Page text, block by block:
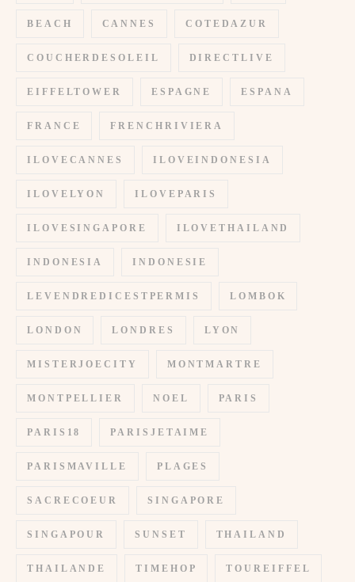
BEACH CANNES COTEDAZUR
COUCHERDESOLEIL DIRECTLIVE
EIFFELTOWER ESPAGNE ESPANA
FRANCE FRENCHRIVIERA
ILOVECANNES ILOVEINDONESIA
ILOVELYON ILOVEPARIS
ILOVESINGAPORE ILOVETHAILAND
INDONESIA INDONESIE
LEVENDREDICESTPERMIS LOMBOK
LONDON LONDRES LYON
MISTERJOECITY MONTMARTRE
MONTPELLIER NOEL PARIS
PARIS18 PARISJETAIME
PARISMAVILLE PLAGES
SACRECOEUR SINGAPORE
SINGAPOUR SUNSET THAILAND
THAILANDE TIMEHOP TOUREIFFEL